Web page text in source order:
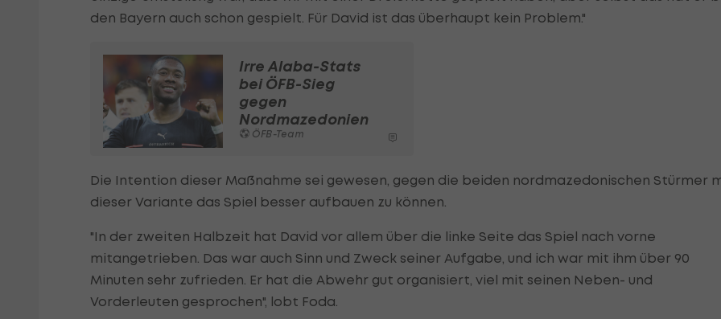
den Bayern auch schon gespielt. Für David ist das überhaupt kein Problem."
Irre Alaba-Stats
bei ÖFB-Sieg
gegen
Nordmazedonien
ÖFB-Team
Die Intention dieser Maßnahme sei gewesen, gegen die beiden nordmazedonischen Stürmer
dieser Variante das Spiel besser aufbauen zu können.
"In der zweiten Halbzeit hat David vor allem über die linke Seite das Spiel nach vorne
mitangetrieben. Das war auch Sinn und Zweck seiner Aufgabe, und ich war mit ihm über 90
Minuten sehr zufrieden. Er hat die Abwehr gut organisiert, viel mit seinen Neben- und
Vorderleuten gesprochen", lobt Foda.